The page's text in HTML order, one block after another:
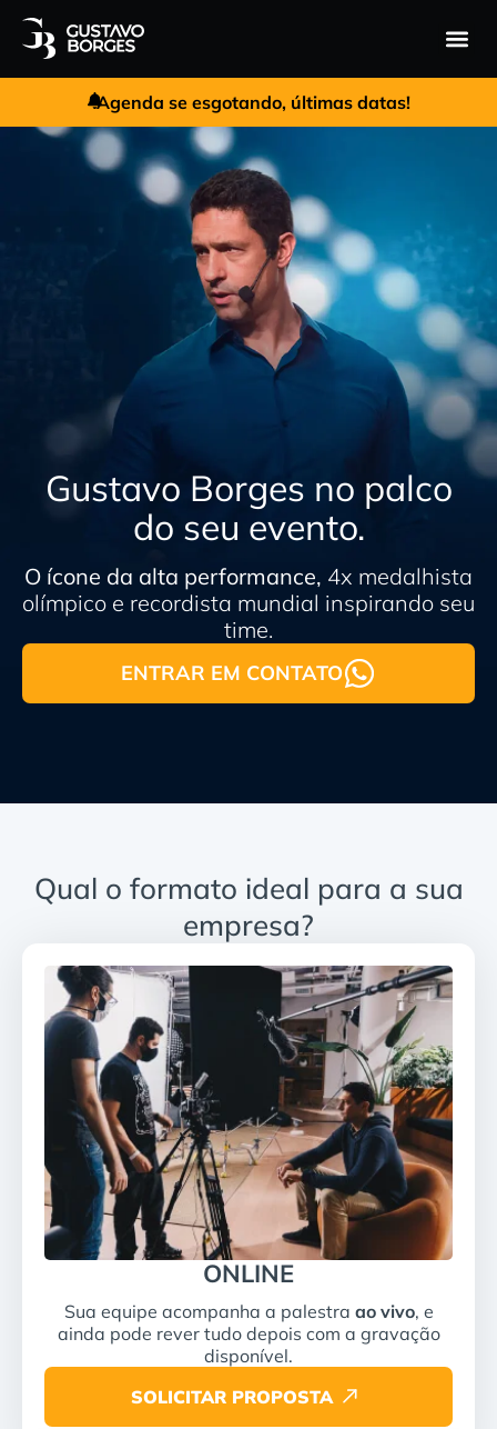
Agenda se esgotando, últimas datas!
Gustavo Borges no palco
do seu evento.
O ícone da alta performance, 4x medalhista
olímpico e recordista mundial inspirando seu
time.
ENTRAR EM CONTATO
Qual o formato ideal para a sua
empresa?
ONLINE
Sua equipe acompanha a palestra ao vivo, e
ainda pode rever tudo depois com a gravação
disponível.
SOLICITAR PROPOSTA